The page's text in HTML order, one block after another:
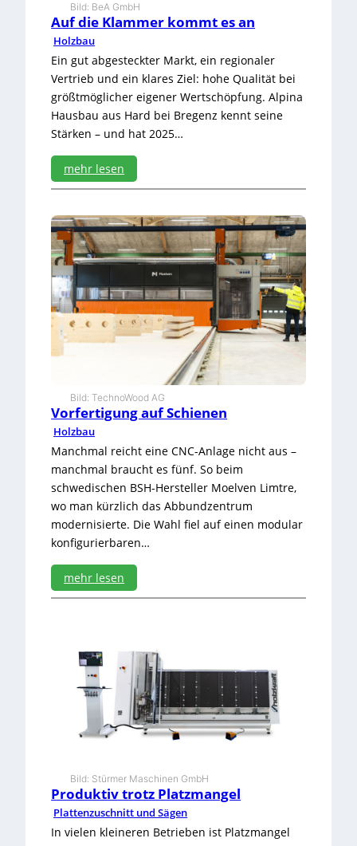
e
Bild: BeA GmbH
Auf die Klammer kommt es an
Holzbau
Ein gut abgesteckter Markt, ein regionaler
Vertrieb und ein klares Ziel: hohe Qualität bei
größtmöglicher eigener Wertschöpfung. Alpina
Hausbau aus Hard bei Bregenz kennt seine
Stärken – und hat 2025…
mehr lesen
:
u
f
d
i
e
K
l
a
m
o
m
m
e
s
a
n
Bild: TechnoWood AG
Vorfertigung auf Schienen
Holzbau
Manchmal reicht eine CNC-Anlage nicht aus –
manchmal braucht es fünf. So beim
schwedischen BSH-Hersteller Moelven Limtre,
wo man kürzlich das Abbundzentrum
modernisierte. Die Wahl fiel auf einen modular
konfigurierbaren…
mehr lesen
:
a
u
f
S
Bild: Stürmer Maschinen GmbH
Produktiv trotz Platzmangel
Plattenzuschnitt und Sägen
In vielen kleineren Betrieben ist Platzmangel